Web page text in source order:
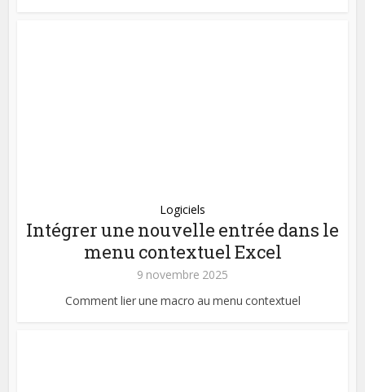
Logiciels
Intégrer une nouvelle entrée dans le
menu contextuel Excel
9 novembre 2025
Comment lier une macro au menu contextuel